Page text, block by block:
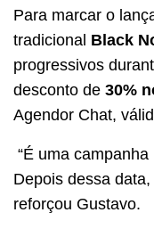
Para marcar o
tradicional Black
progressivos
desconto de 30%
Agendor Chat,
“É uma campanha
Depois dessa
reforçou Gustavo.